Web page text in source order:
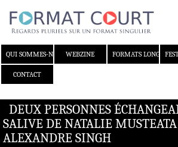
QUI SOMMES-NOUS ?WEBZINE FORMATS LONGS
CONTACT
DEUX PERSONNES
SALIVE DE NATALIE
ALEXANDRE SINGH